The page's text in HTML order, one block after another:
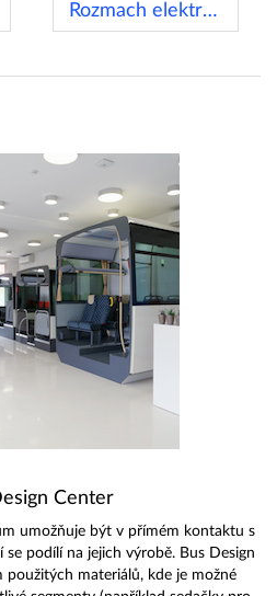
Rozmach elektromobility →
Center
umožňuje být v přímém kontaktu s
podílí na jejich výrobě. Bus Design
použitých materiálů, kde je možné